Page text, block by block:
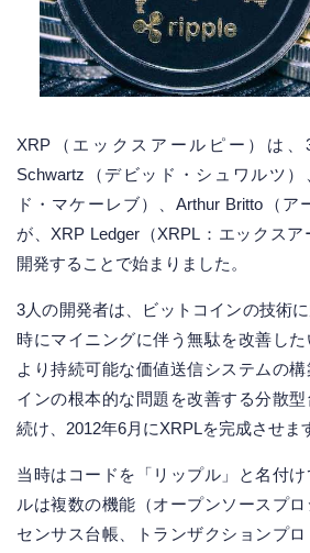
XRP（エックスアールピー）は
Schwartz（デビッド・シュワルツ）
ド・マケーレブ）、Arthur Britto（ア
が、XRP Ledger（XRPL：エックス
開発することで始まりました。
3人の開発者は、ビットコインの技術
時にマイニングに伴う無駄を改善した
より持続可能な価値送信システムの
インの根本的な問題を改善する分散
続け、2012年6月にXRPLを完成させま
当時はコードを「リップル」と名付
ルは複数の機能（オープンソースプ
センサス台帳、トランザクションプ